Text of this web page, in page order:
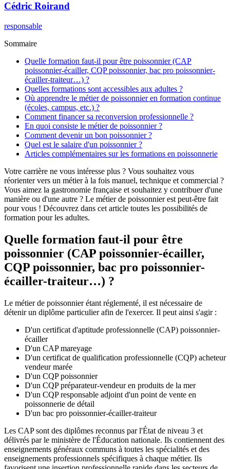
Cédric Roirand
responsable
Sommaire
Quelle formation faut-il pour être poissonnier (CAP
poissonnier-écailler, CQP poissonnier, bac pro poissonnier-
écailler-traiteur…) ?
Quelles formations sont accessibles aux adultes ?
Où apprendre le métier de poissonnier en formation continue
(écoles, campus, etc.) ?
Comment financer sa reconversion professionnelle ?
En quoi consiste le métier de poissonnier ?
Comment devenir un bon poissonnier ?
Quel est le salaire d'un poissonnier ?
Articles complémentaires sur les formations en poissonnerie
Votre carrière ne vous intéresse plus ? Vous souhaitez vous
réorienter vers un métier à la fois manuel, technique et commercial ?
Vous aimez la gastronomie française et souhaitez y contribuer d'une
manière ou d'une autre ? Le métier de poissonnier est peut-être fait
pour vous ! Découvrez dans cet article toutes les possibilités de
formation pour les adultes.
Quelle formation faut-il pour être
poissonnier (CAP poissonnier-écailler,
CQP poissonnier, bac pro poissonnier-
écailler-traiteur…) ?
Le métier de poissonnier étant réglementé, il est nécessaire de
détenir un diplôme particulier afin de l'exercer. Il peut ainsi s'agir :
D'un certificat d'aptitude professionnelle (CAP) poissonnier-
écailler
D'un CAP mareyage
D'un certificat de qualification professionnelle (CQP) acheteur
vendeur marée
D'un CQP poissonnier
D'un CQP préparateur-vendeur en produits de la mer
D'un CQP responsable adjoint d'un point de vente en
poissonnerie de détail
D'un bac pro poissonnier-écailler-traiteur
Les CAP sont des diplômes reconnus par l'État de niveau 3 et
délivrés par le ministère de l'Éducation nationale. Ils contiennent des
enseignements généraux communs à toutes les spécialités et des
enseignements professionnels spécifiques à chaque métier. Ils